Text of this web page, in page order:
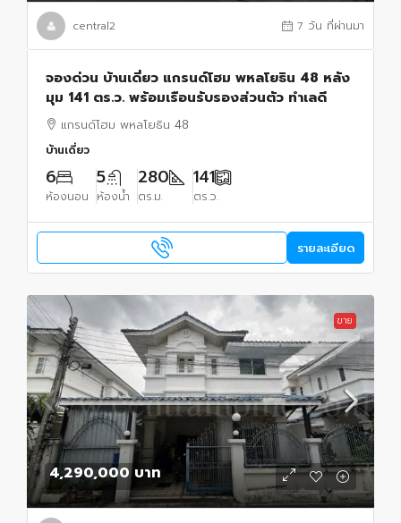
central2 7 วัน ที่ผ่านมา
จองด่วน บ้านเดี่ยว แกรนด์โฮม พหลโยธิน 48 หลัง
มุม 141 ตร.ว. พร้อมเรือนรับรองส่วนตัว ทำเลดี
แกรนด์โฮม พหลโยธิน 48
บ้านเดี่ยว
6
ห้องนอน
5
ห้องน้ำ
280
ตร.ม.
141
ตร.ว.
รายละเอียด
ขาย
4,290,000 บาท